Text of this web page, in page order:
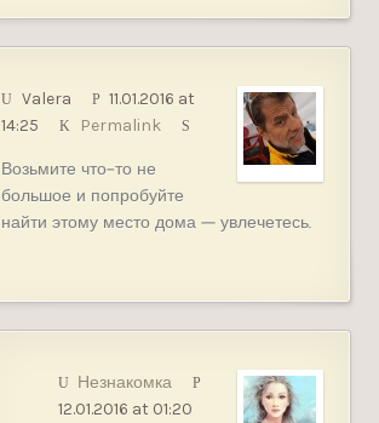
Valera
11.01.2016 at
14:25
Permalink
Возьмите что-то не
большое и попробуйте
найти этому место дома — увлечетесь.
Незнакомка
12.01.2016 at 01:20